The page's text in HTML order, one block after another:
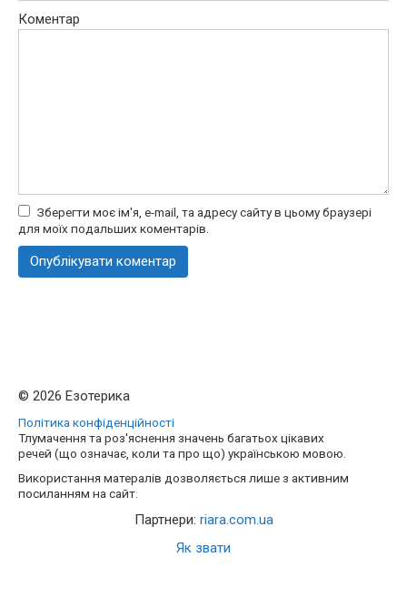
Коментар
Зберегти моє ім'я, e-mail, та адресу сайту в цьому браузері
для моїх подальших коментарів.
© 2026 Езотерика
Політика конфіденційності
Тлумачення та роз'яснення значень багатьох цікавих
речей (що означає, коли та про що) українською мовою.
Використання матералів дозволяється лише з активним
посиланням на сайт.
Партнери: riara.com.ua
Як звати